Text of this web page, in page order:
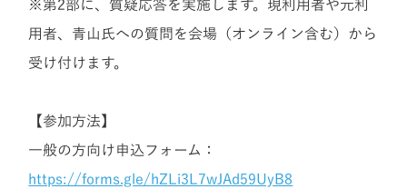
※第2部に、質疑応答を実施します。現利用者や元利
用者、青山氏への質問を会場（オンライン含む）から
受け付けます。
【参加方法】
一般の方向け申込フォーム：
https://forms.gle/hZLi3L7wJAd59UyB8